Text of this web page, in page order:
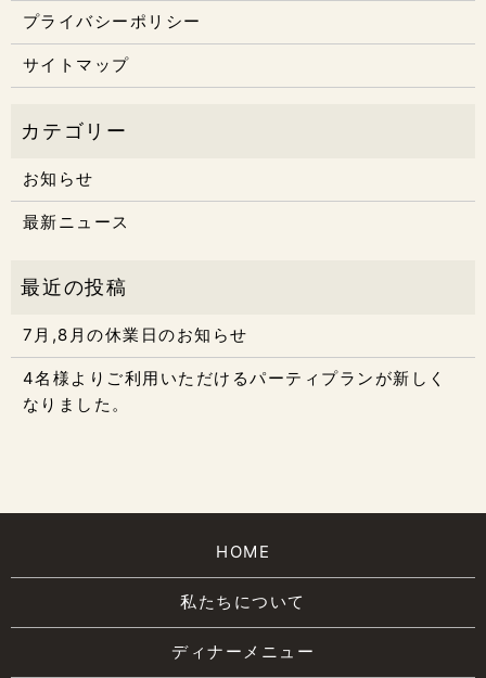
プライバシーポリシー
サイトマップ
お知らせ
最新ニュース
7月,8月の休業日のお知らせ
4名様よりご利用いただけるパーティプランが新しく
なりました。
HOME
私たちについて
ディナーメニュー